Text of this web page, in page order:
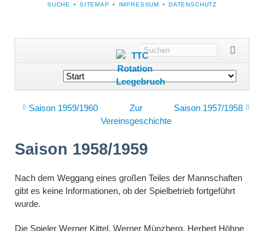
NAVIGATION
SUCHE SITEMAP IMPRESSUM DATENSCHUTZ
Navigation
überspringen
Saison 1959/1960
Saison 1957/1958
Zur
Vereinsgeschichte
Saison 1958/1959
Nach dem Weggang eines großen Teiles der Mannschaften
gibt es keine Informationen, ob der Spielbetrieb fortgeführt
wurde.
Die Spieler Werner Kittel, Werner Münzberg, Herbert Höhne